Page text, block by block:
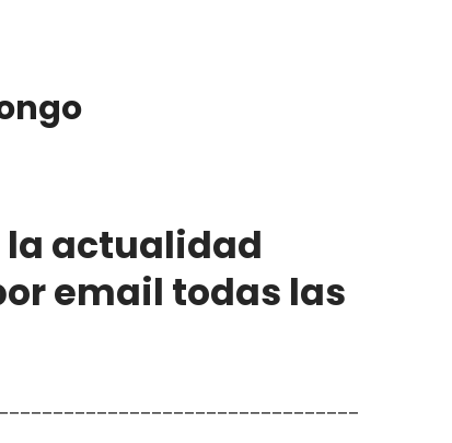
la actualidad
email todas las